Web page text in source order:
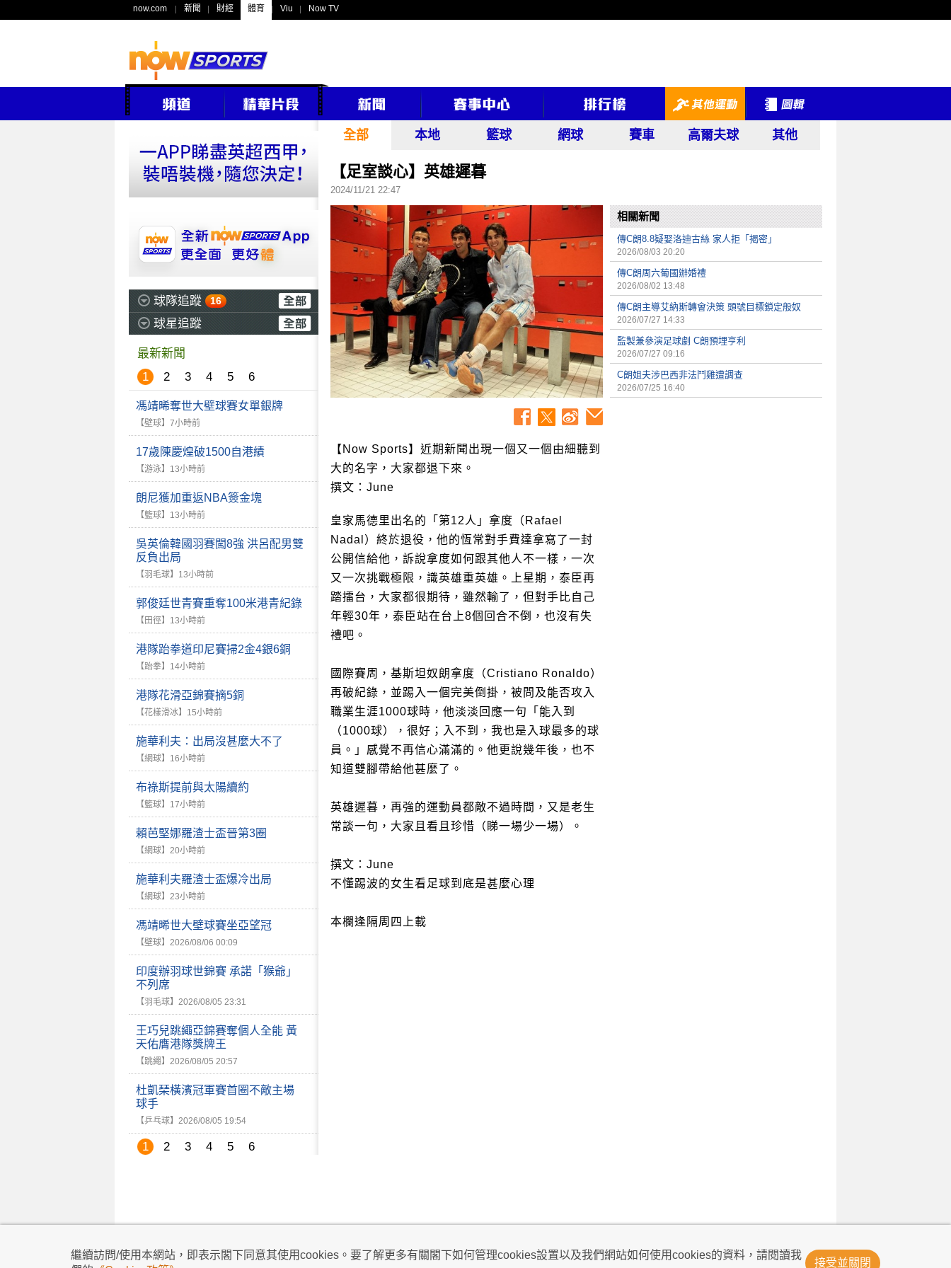
now.com 新聞 財經 體育 Viu Now TV
球隊追蹤 16
球星追蹤
最新新聞
1
2 3 4 5 6
馮靖晞奪世大壁球賽女單銀牌
【壁球】 7小時前
17歲陳慶煌破1500自港績
【游泳】 13小時前
朗尼獲加重返NBA簽金塊
【籃球】 13小時前
吳英倫韓國羽賽闖8強 洪呂配男雙
反負出局
【羽毛球】 13小時前
郭俊廷世青賽重奪100米港青紀錄
【田徑】 13小時前
港隊跆拳道印尼賽掃2金4銀6銅
【跆拳】 14小時前
港隊花滑亞錦賽摘5銅
【花樣滑冰】 15小時前
施華利夫：出局沒甚麼大不了
【網球】 16小時前
布祿斯提前與太陽續約
【籃球】 17小時前
賴芭堅娜羅渣士盃晉第3圈
【網球】 20小時前
施華利夫羅渣士盃爆冷出局
【網球】 23小時前
馮靖晞世大壁球賽坐亞望冠
【壁球】 2026/08/06 00:09
印度辦羽球世錦賽 承諾「猴爺」
不列席
【羽毛球】 2026/08/05 23:31
王巧兒跳繩亞錦賽奪個人全能 黃
天佑膺港隊獎牌王
【跳繩】 2026/08/05 20:57
杜凱琹橫濱冠軍賽首圈不敵主場
球手
【乒乓球】 2026/08/05 19:54
1 2 3 4 5 6
全部 本地 籃球 網球 賽車 高爾夫球 其他
【足室談心】英雄遲暮
2024/11/21 22:47
【Now Sports】近期新聞出現一個又一個由細聽到
大的名字，大家都退下來。
撰文：June
皇家馬德里出名的「第12人」拿度（Rafael
Nadal）終於退役，他的恆常對手費達拿寫了一封
公開信給他，訴說拿度如何跟其他人不一樣，一次
又一次挑戰極限，識英雄重英雄。上星期，泰臣再
踏擂台，大家都很期待，雖然輸了，但對手比自己
年輕30年，泰臣站在台上8個回合不倒，也沒有失
禮吧。
國際賽周，基斯坦奴朗拿度（Cristiano Ronaldo）
再破紀錄，並踢入一個完美倒掛，被問及能否攻入
職業生涯1000球時，他淡淡回應一句「能入到
（1000球），很好；入不到，我也是入球最多的球
員。」感覺不再信心滿滿的。他更說幾年後，也不
知道雙腳帶給他甚麼了。
英雄遲暮，再強的運動員都敵不過時間，又是老生
常談一句，大家且看且珍惜（睇一場少一場）。
撰文：June
不懂踢波的女生看足球到底是甚麼心理
本欄逢隔周四上載
相關新聞
傳C朗8.8疑娶洛迪古絲 家人拒「揭密」
2026/08/03 20:20
傳C朗周六葡國辦婚禮
2026/08/02 13:48
傳C朗主導艾納斯轉會決策 頭號目標鎖定般奴
2026/07/27 14:33
監製兼參演足球劇 C朗預埋亨利
2026/07/27 09:16
C朗姐夫涉巴西非法鬥雞遭調查
2026/07/25 16:40
繼續訪問/使用本網站，即表示閣下同意其使用cookies。要了解更多有關閣下如何管理cookies設置以及我們網站如何使用cookies的資料，請閱讀我
接受並關閉
私隱政策 | 使用條款 免責及著作權聲明 © Now TV Limited 2011-2026 著作權所有